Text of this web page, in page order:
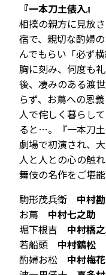
『一本刀土俵入』
相撲の親方に見放
宿で、親切な酌婦
んでもらい「必ず
胸に刻み、何度も
後、凄みのある渡
らず、お蔦への恩
人で侘しく暮らし
ると…。『一本刀
劇場で初演され、
人と人との心の触
舞伎の名作をご堪能
駒形茂兵衛 中村
お蔦 中村七之助
堀下根吉 中村橋
若船頭 中村鶴松
酌婦お松 中村梅花